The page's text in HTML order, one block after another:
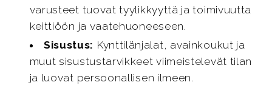
varusteet tuovat tyylikkyyttä ja toimivuutta
keittiöön ja vaatehuoneeseen.
Sisustus: Kynttilänjalat, avainkoukut ja
muut sisustustarvikkeet viimeistelevät tilan
ja luovat persoonallisen ilmeen.